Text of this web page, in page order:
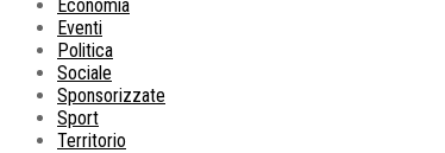
Economia
Eventi
Politica
Sociale
Sponsorizzate
Sport
Territorio